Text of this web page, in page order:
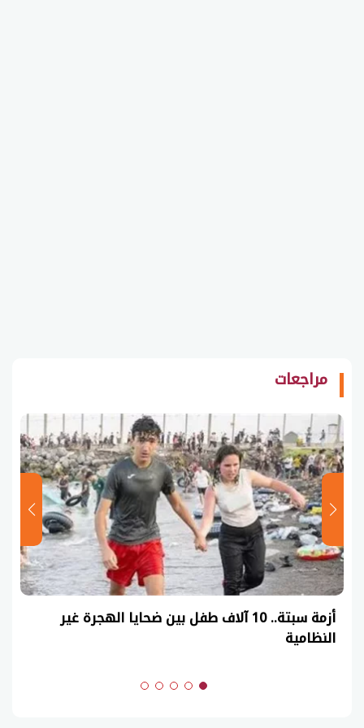
مراجعات
أزمة سبتة.. 10 آلاف طفل بين ضحايا الهجرة غير
النظامية